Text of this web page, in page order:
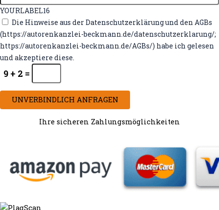
YOURLABEL16
Die Hinweise aus der Datenschutzerklärung und den AGBs
(https://autorenkanzlei-beckmann.de/datenschutzerklarung/;
https://autorenkanzlei-beckmann.de/AGBs/) habe ich gelesen
und akzeptiere diese.
9 + 2 =
UNVERBINDLICH ANFRAGEN
Ihre sicheren Zahlungsmöglichkeiten